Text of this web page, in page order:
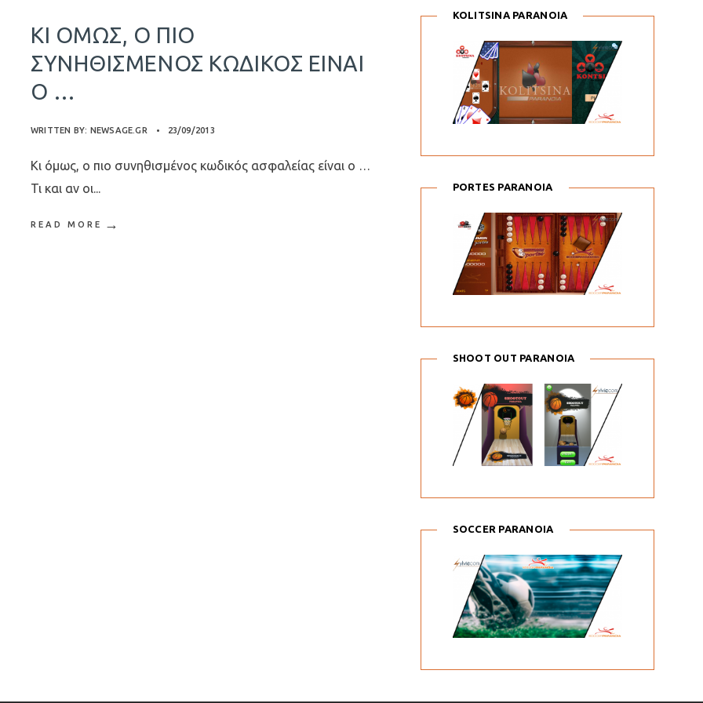
ΚΙ ΌΜΩΣ, Ο ΠΙΟ
ΣΥΝΗΘΙΣΜΈΝΟΣ ΚΩΔΙΚΌΣ ΕΊΝΑΙ
Ο …
WRITTEN BY: NEWSAGE.GR • 23/09/2013
Κι όμως, ο πιο συνηθισμένος κωδικός ασφαλείας είναι ο …
Τι και αν οι...
READ MORE →
KOLITSINA PARANOIA
PORTES PARANOIA
SHOOT OUT PARANOIA
SOCCER PARANOIA